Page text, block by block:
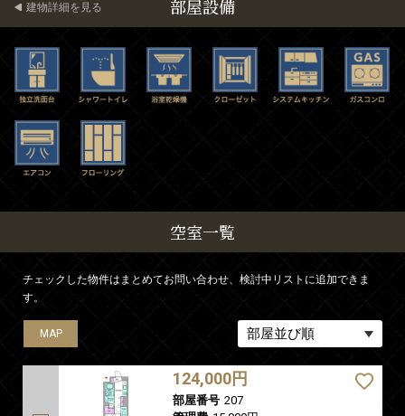
部屋設備
建物詳細を見る
空室一覧
チェックした物件はまとめてお問い合わせ、検討中リストに追加できま
す。
MAP
124,000円
部屋番号 207
MAP
MAP
MAP
MAP
MAP
MAP
MAP
MAP